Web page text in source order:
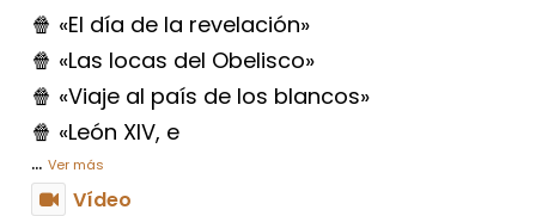
🍿 «El día de la revelación»
🍿 «Las locas del Obelisco»
🍿 «Viaje al país de los blancos»
🍿 «León XIV, e
... Ver más
Vídeo